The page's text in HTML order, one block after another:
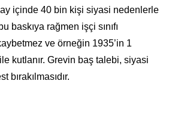
ay içinde 40 bin kişi siyasi nedenlerle
baskıya rağmen işçi sınıfı
ve örneğin 1935’in 1
ile kutlanır. Grevin baş talebi, siyasi
bırakılmasıdır.